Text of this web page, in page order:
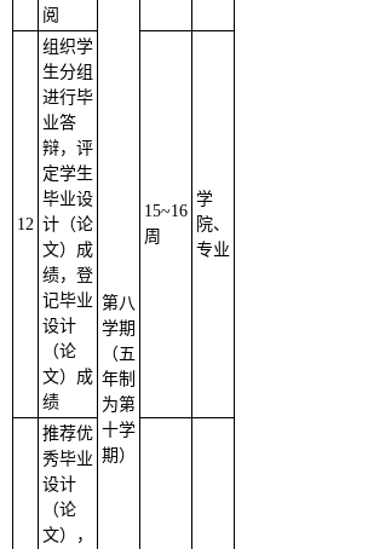
第八
学期
（五
年制
为第
十学
期）
阅
12
组织学
生分组
进行毕
业答
辩，评
定学生
毕业设
计（论
文）成
绩，登
记毕业
设计
（论
文）成
绩
15~16
周
学
院、
专业
推荐优
秀毕业
设计
（论
文），